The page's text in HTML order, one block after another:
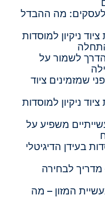
לעסקים: מה ההבדל
ניקיון למוסדות
הדרך לשמור על
שמזמינים ציוד
ניקיון למוסדות
משפיע על
בעידן הדיגיטלי
לבחירה
המזון – מה